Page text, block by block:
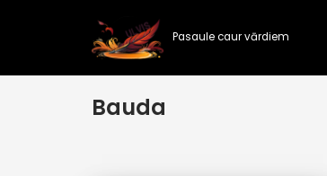
Pasaule caur vārdiem
Bauda